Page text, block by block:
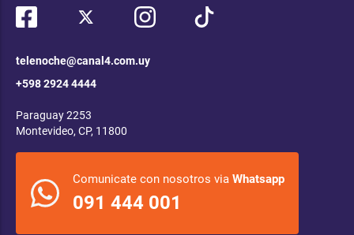
telenoche@canal4.com.uy
+598 2924 4444
Paraguay 2253
Montevideo, CP, 11800
Comunicate con nosotros via Whatsapp
091 444 001